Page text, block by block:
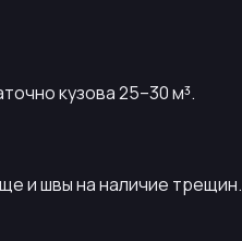
кузова 25–30 м³.
и швы на наличие трещин.